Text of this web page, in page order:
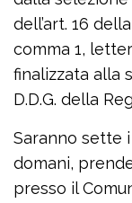
dell’art. 16
comma 1,
finalizzata alla
D.D.G. della
Saranno sette
domani,
presso il